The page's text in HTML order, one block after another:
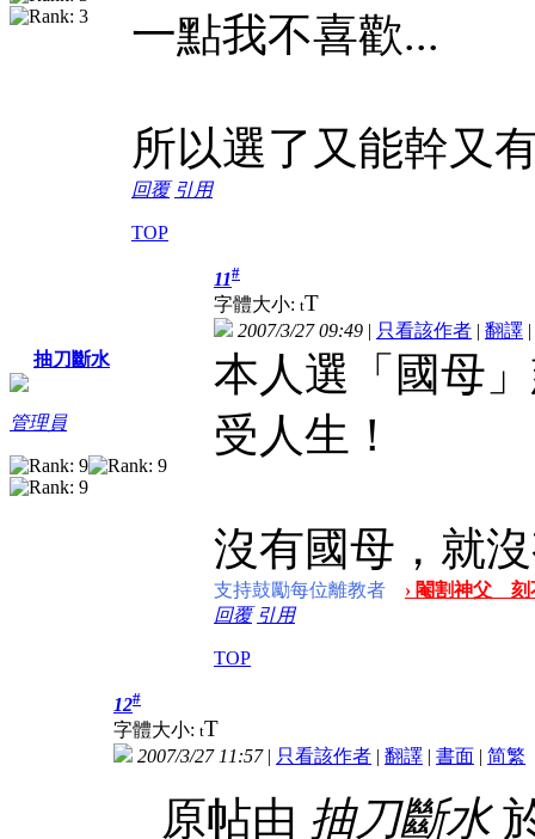
一點我不喜歡...
所以選了又能幹又
回覆 引用
TOP
抽刀斷水
管理員
11#
字體大小: tT
2007/3/27 09:49 | 只看該作者 | 翻譯 |
本人選「國母
受人生！
沒有國母，就
支持鼓勵每位離教者
› 閹割神父 刻
回覆 引用
TOP
12#
字體大小: tT
2007/3/27 11:57| 只看該作者 | 翻譯 | 書面 | 简繁
原帖由 抽刀斷水